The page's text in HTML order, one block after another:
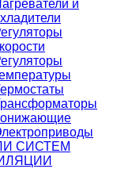
и
СИСТЕМ